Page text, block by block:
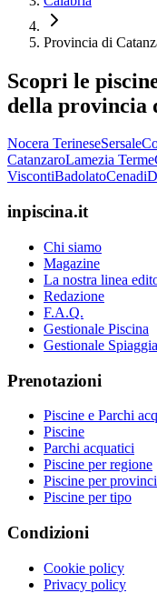
Provincia di
Scopri le
della provincia
Nocera TerineseSersale
CatanzaroLamezia Terme
ViscontiBadolatoCenadi
inpiscina.it
Chi siamo
Magazine
La nostra linea
Redazione
F.A.Q.
Gestionale Piscina
Gestionale Spiaggia
Prenotazioni
Piscine e Parchi
Piscine
Parchi acquatici
Piscine per regione
Piscine per
Piscine per tipo
Condizioni
Cookie policy
Privacy policy